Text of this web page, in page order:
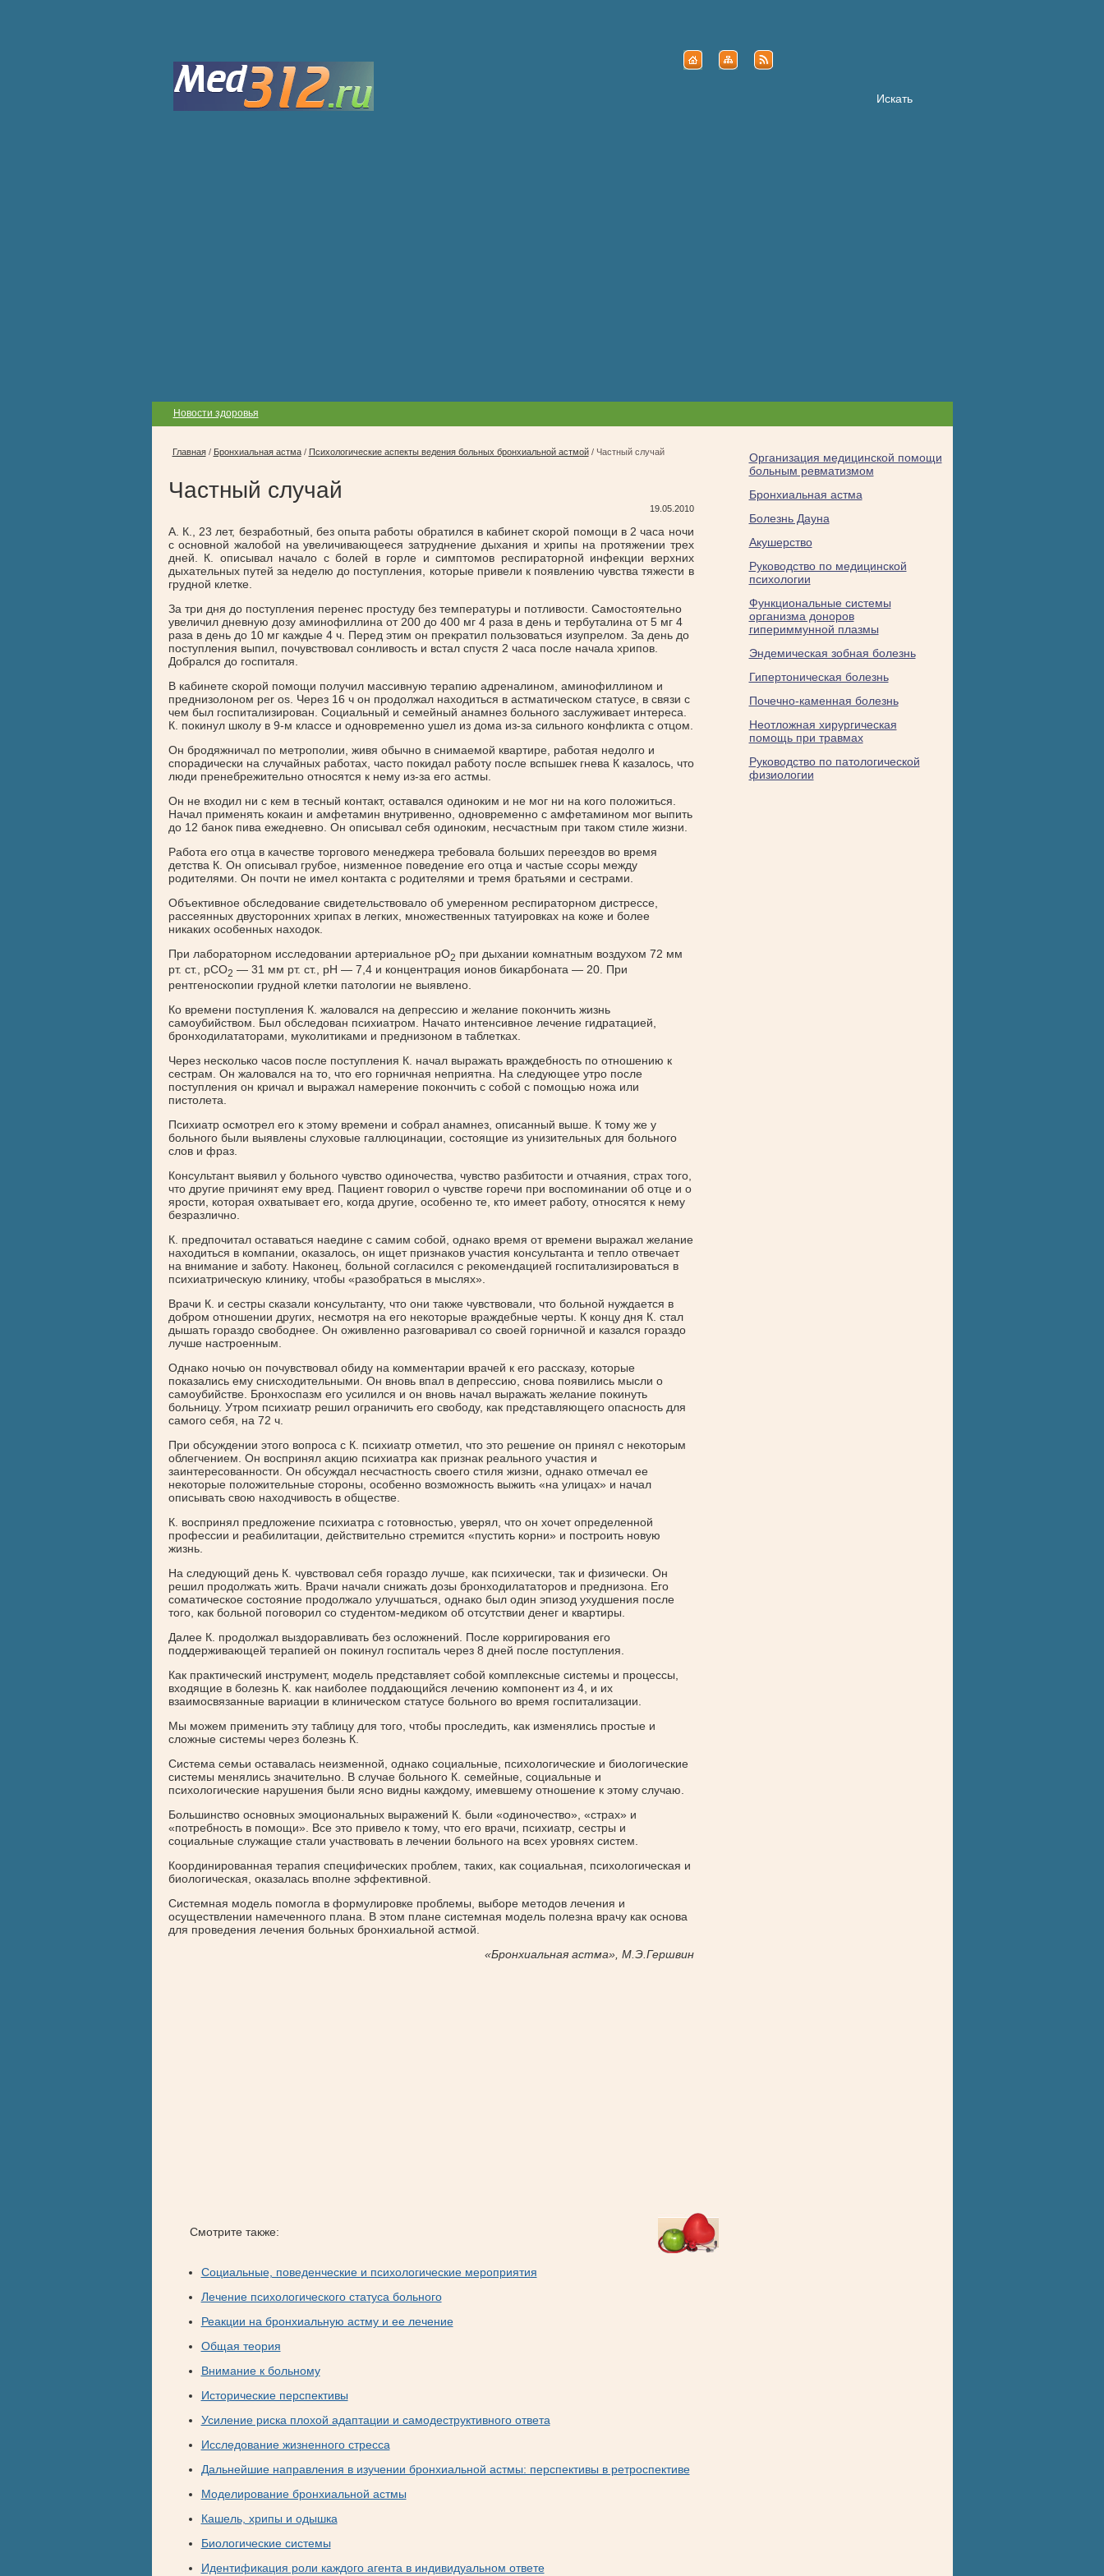
Новости здоровья
Главная/ Бронхиальная астма/ Психологические аспекты ведения больных бронхиальной астмой/ Частный случай
Частный случай
19.05.2010
А. К., 23 лет, безработный, без опыта работы обратился в кабинет скорой помощи в 2 часа ночи
с основной жалобой на увеличивающееся затруднение дыхания и хрипы на протяжении трех
дней. К. описывал начало с болей в горле и симптомов респираторной инфекции верхних
дыхательных путей за неделю до поступления, которые привели к появлению чувства тяжести в
грудной клетке.
За три дня до поступления перенес простуду без температуры и потливости. Самостоятельно
увеличил дневную дозу аминофиллина от 200 до 400 мг 4 раза в день и тербуталина от 5 мг 4
раза в день до 10 мг каждые 4 ч. Перед этим он прекратил пользоваться изупрелом. За день до
поступления выпил, почувствовал сонливость и встал спустя 2 часа после начала хрипов.
Добрался до госпиталя.
В кабинете скорой помощи получил массивную терапию адреналином, аминофиллином и
преднизолоном per os. Через 16 ч он продолжал находиться в астматическом статусе, в связи с
чем был госпитализирован. Социальный и семейный анамнез больного заслуживает интереса.
К. покинул школу в 9-м классе и одновременно ушел из дома из-за сильного конфликта с отцом.
Он бродяжничал по метрополии, живя обычно в снимаемой квартире, работая недолго и
спорадически на случайных работах, часто покидал работу после вспышек гнева К казалось, что
люди пренебрежительно относятся к нему из-за его астмы.
Он не входил ни с кем в тесный контакт, оставался одиноким и не мог ни на кого положиться.
Начал применять кокаин и амфетамин внутривенно, одновременно с амфетамином мог выпить
до 12 банок пива ежедневно. Он описывал себя одиноким, несчастным при таком стиле жизни.
Работа его отца в качестве торгового менеджера требовала больших переездов во время
детства К. Он описывал грубое, низменное поведение его отца и частые ссоры между
родителями. Он почти не имел контакта с родителями и тремя братьями и сестрами.
Объективное обследование свидетельствовало об умеренном респираторном дистрессе,
рассеянных двусторонних хрипах в легких, множественных татуировках на коже и более
никаких особенных находок.
При лабораторном исследовании артериальное рО2 при дыхании комнатным воздухом 72 мм
рт. ст., рСО2 — 31 мм рт. ст., рН — 7,4 и концентрация ионов бикарбоната — 20. При
рентгеноскопии грудной клетки патологии не выявлено.
Ко времени поступления К. жаловался на депрессию и желание покончить жизнь
самоубийством. Был обследован психиатром. Начато интенсивное лечение гидратацией,
бронходилататорами, муколитиками и преднизоном в таблетках.
Через несколько часов после поступления К. начал выражать враждебность по отношению к
сестрам. Он жаловался на то, что его горничная неприятна. На следующее утро после
поступления он кричал и выражал намерение покончить с собой с помощью ножа или
пистолета.
Психиатр осмотрел его к этому времени и собрал анамнез, описанный выше. К тому же у
больного были выявлены слуховые галлюцинации, состоящие из унизительных для больного
слов и фраз.
Консультант выявил у больного чувство одиночества, чувство разбитости и отчаяния, страх того,
что другие причинят ему вред. Пациент говорил о чувстве горечи при воспоминании об отце и о
ярости, которая охватывает его, когда другие, особенно те, кто имеет работу, относятся к нему
безразлично.
К. предпочитал оставаться наедине с самим собой, однако время от времени выражал желание
находиться в компании, оказалось, он ищет признаков участия консультанта и тепло отвечает
на внимание и заботу. Наконец, больной согласился с рекомендацией госпитализироваться в
психиатрическую клинику, чтобы «разобраться в мыслях».
Врачи К. и сестры сказали консультанту, что они также чувствовали, что больной нуждается в
добром отношении других, несмотря на его некоторые враждебные черты. К концу дня К. стал
дышать гораздо свободнее. Он оживленно разговаривал со своей горничной и казался гораздо
лучше настроенным.
Однако ночью он почувствовал обиду на комментарии врачей к его рассказу, которые
показались ему снисходительными. Он вновь впал в депрессию, снова появились мысли о
самоубийстве. Бронхоспазм его усилился и он вновь начал выражать желание покинуть
больницу. Утром психиатр решил ограничить его свободу, как представляющего опасность для
самого себя, на 72 ч.
При обсуждении этого вопроса с К. психиатр отметил, что это решение он принял с некоторым
облегчением. Он воспринял акцию психиатра как признак реального участия и
заинтересованности. Он обсуждал несчастность своего стиля жизни, однако отмечал ее
некоторые положительные стороны, особенно возможность выжить «на улицах» и начал
описывать свою находчивость в обществе.
К. воспринял предложение психиатра с готовностью, уверял, что он хочет определенной
профессии и реабилитации, действительно стремится «пустить корни» и построить новую
жизнь.
На следующий день К. чувствовал себя гораздо лучше, как психически, так и физически. Он
решил продолжать жить. Врачи начали снижать дозы бронходилататоров и преднизона. Его
соматическое состояние продолжало улучшаться, однако был один эпизод ухудшения после
того, как больной поговорил со студентом-медиком об отсутствии денег и квартиры.
Далее К. продолжал выздоравливать без осложнений. После корригирования его
поддерживающей терапией он покинул госпиталь через 8 дней после поступления.
Как практический инструмент, модель представляет собой комплексные системы и процессы,
входящие в болезнь К. как наиболее поддающийся лечению компонент из 4, и их
взаимосвязанные вариации в клиническом статусе больного во время госпитализации.
Мы можем применить эту таблицу для того, чтобы проследить, как изменялись простые и
сложные системы через болезнь К.
Система семьи оставалась неизменной, однако социальные, психологические и биологические
системы менялись значительно. В случае больного К. семейные, социальные и
психологические нарушения были ясно видны каждому, имевшему отношение к этому случаю.
Большинство основных эмоциональных выражений К. были «одиночество», «страх» и
«потребность в помощи». Все это привело к тому, что его врачи, психиатр, сестры и
социальные служащие стали участвовать в лечении больного на всех уровнях систем.
Координированная терапия специфических проблем, таких, как социальная, психологическая и
биологическая, оказалась вполне эффективной.
Системная модель помогла в формулировке проблемы, выборе методов лечения и
осуществлении намеченного плана. В этом плане системная модель полезна врачу как основа
для проведения лечения больных бронхиальной астмой.
«Бронхиальная астма», М.Э.Гершвин
Смотрите также:
Социальные, поведенческие и психологические мероприятия
Лечение психологического статуса больного
Реакции на бронхиальную астму и ее лечение
Общая теория
Внимание к больному
Исторические перспективы
Усиление риска плохой адаптации и самодеструктивного ответа
Исследование жизненного стресса
Дальнейшие направления в изучении бронхиальной астмы: перспективы в ретроспективе
Моделирование бронхиальной астмы
Кашель, хрипы и одышка
Биологические системы
Идентификация роли каждого агента в индивидуальном ответе
Организация медицинской помощи
больным ревматизмом
Бронхиальная астма
Болезнь Дауна
Акушерство
Руководство по медицинской
психологии
Функциональные системы
организма доноров
гипериммунной плазмы
Эндемическая зобная болезнь
Гипертоническая болезнь
Почечно-каменная болезнь
Неотложная хирургическая
помощь при травмах
Руководство по патологической
физиологии